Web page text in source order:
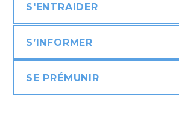
S'ENTRAIDER
S’INFORMER
SE PRÉMUNIR